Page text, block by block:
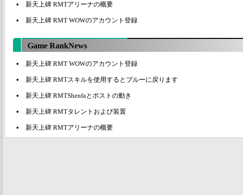
新天上碑 RMTアリーナの概要
新天上碑 RMT WOWのアカウント登録
Game RankNews
新天上碑 RMT WOWのアカウント登録
新天上碑 RMTスキルを使用するとブルーに戻ります
新天上碑 RMTShenfaとポストの動き
新天上碑 RMTタレントおよび装置
新天上碑 RMTアリーナの概要